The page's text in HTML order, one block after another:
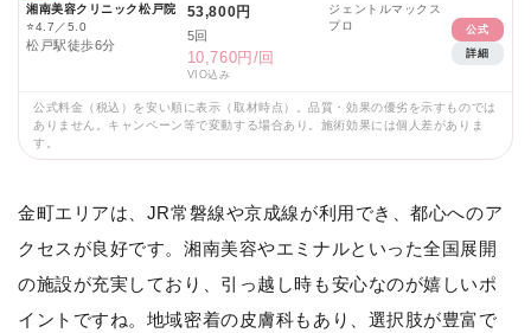
湘南美容クリニック松戸院
⭐4.7／5.0
松戸駅徒歩6分
53,800円
5回
10,760円/回
VIO込み
ジェントルマックス
プロ
公式
詳細
公式料金（税込）を安い順に表示（取材時点）。品質・効果の優劣を示すものでは
ありません。キャンペーン等で変動する場合あり。施術効果には個人差がありま
す。
金町エリアは、JR常磐線や京成線が利用でき、都心へのア
クセスが良好です。湘南美容やエミナルといった全国展開
の施設が充実しており、引っ越し時も安心なのが嬉しいポ
イントですね。地域密着の皮膚科もあり、選択肢が豊富で